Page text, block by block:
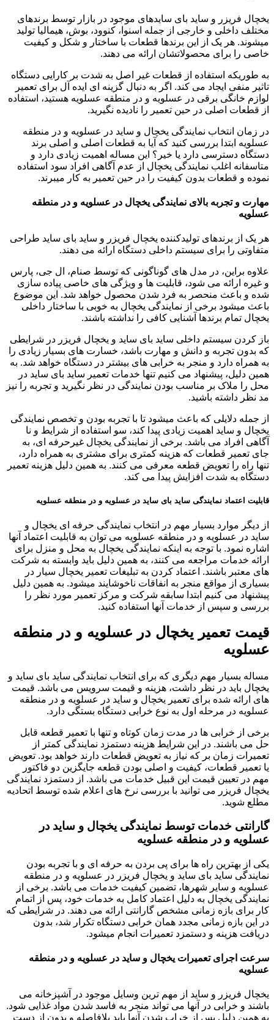
یخچال فریزر و ساید بای سایدهای موجود در بازار توسط برندهای
مختلف داخلی و خارجی از جمله اسنوا، کنوود، بوش، هیمالیا تولید
میشوند. هر یک از این برندها قطعات با ساختار و شکل و کیفیت
خاصی را برای محصولاتشان ارائه می دهند.
به طوریکه استفاده از قطعات غیر اصل به شدت بر کارایی دستگاه
تاثیر منفی ایجاد می کند. اگر به دنبال گزینه ای ایده آل برای تعمیر
لوازم خانگی برقی در عسلویه و در منطقه عسلویه هستید، استفاده
از قطعات اصلی در حین تعمیر را نادیده نگیرید.
در زمان انتخاب نمایندگی یخچال و ساید در عسلویه و در منطقه
عسلویه ابتدا بررسی کنید که آیا به قطعات اصلی و اصلی برند
دستگاه دسترسی دارد یا خیر؟ این مساله اهمیت زیادی دارد و
متاسفانه اغلب نمایندگی یخچال از عدم آگاهی افراد سود استفاده
نموده و قطعات بدون کیفیت را در حین تعمیر به کار میبرند.
مهارت و تجربه بالای نمایندگی یخچال در عسلویه و در منطقه
عسلویه
هر یک از برندهای تولیدکننده یخچال فریزر و ساید بای ساید طراحی
متفاوتی را برای سیستم داخلی دستگاه ارائه می دهند.
علاوه براین، در مدل های گوناگونی که توسط صنام، ال جی، پارس
و غیره ارائه می شود، قابلیت ها و ویژگی های خاصی پیاده سازی
شده و باعث منحصر به فرد شدن محصول خواهد شد. این موضوع
باعث میشود برخی از نمایندگی یخچال به خوبی با ساختار داخلی
یخچال تمام برندها آشنایی کافی را نداشته باشند.
باز کردن سیستم داخلی ساید بای ساید و یخچال فریزر در شرایطی
که بدون تجربه و دانش و مهارت باشد، خسارت های بسیار زیادی را
به همراه دارد و منجر به خرابی های بیشتر در دستگاه خواهد شد. به
همین دلیل، پیشنهاد می کنیم تنها خدمات تعمیر ساید بای ساید در
محل را ملاک بر مناسب بودن نمایندگی در نظر نگیرید و تجربه را نیز
مد نظر داشته باشید.
از جمله دلایلی که باعث میشود تا با تجربه بودن و تخصص نمایندگی
یخچال و ساید اهمیت زیادی پیدا کند، سو استفاده از شرایط و نا
آگاهی افراد می باشد. برخی از نمایندگی یخچال غیرحرفه ای، به
جای تعمیر قطعات که هزینه کمتری برای مشتری به همراه دارد،
تنها راه را تعویض قطعه معرفی می کنند. به همین دلیل هزینه تعمیر
دستگاه به شدت افزایش پیدا می کند.
قابلیت اعتماد نمایندگی ساید بای ساید در عسلویه و در منطقه عسلویه
از دیگر موارد بسیار مهم در انتخاب نمایندگی حرفه ای یخچال و
ساید در عسلویه و در منطقه عسلویه می توان به قابلیت اعتماد آنها
اشاره نمود. با توجه به اینکه نمایندگی یخچال به محل و منزل برای
ارائه خدمات مراجعه می کنند، به همین دلیل باید وابسته به شرکت
های معتبر باشند. اعتماد کردن به تبلیغات تعمیر یخچال سیار در
بسیاری از مواقع منجر به انفاقات ناخوشایند میشود. به همین دلیل
پیشنهاد می کنیم ابتدا سابقه شرکت و مرکز تعمیر مورد نظر را
بررسی و سپس از خدمات آنها استفاده کنید.
قیمت تعمیر یخچال در عسلویه و در منطقه
عسلویه
مساله بسیار مهم دیگری که برای انتخاب نمایندگی ساید بای ساید و
یخچال باید در نظر داشت، هزینه و قیمت سرویس می باشد. قیمت
های ارائه شده برای تعمیر یخچال و ساید در عسلویه و در منطقه
عسلویه در مرحله اول به نوع خرابی دستگاه بستگی دارد.
برخی از خرابی ها در مدت زمان کوتاه و تنها با تعمیر قطعه قابل
حل می باشند. در این شرایط هزینه دستمزد نمایندگی کمتر از
تعمیرات زمان بر که نیاز به تعویض قطعات دارند خواهد بود. تعویض
یا تعمیر قطعات، کیفیت و اصلی بودن قطعه جایگزین دو فاکتور
مهم در تعیین قیمت این قبیل خدمات می باشد. از دستمزد نمایندگی
یخچال فریزر می توانید با بررسی نرخ های اعلام شده توسط اتحادیه
مطلع شوید.
گارانتی خدمات توسط نمایندگی یخچال و ساید در
عسلویه و در منطقه عسلویه
یکی از بهترین راه ها برای پی بردن به حرفه ای و با تجربه بودن
نمایندگی ساید بای ساید و یخچال فریزر در عسلویه و در منطقه
عسلویه و سایر شهرها، تضمین کیفیت خدمات می باشد. برخی از
نمایندگی یخچال به دلیل اعتماد کامل به خدمات خود، پس از اتمام
کار برای بازه زمانی مشخص گارانتی ارائه می دهند. در شرایطی که
در این بازه زمانی مجدد همان خرابی دستگاه تکرار شد، بدون
دریافت هزینه و دستمزد تعمیرات انجام میشود.
سرعت اجرای تعمیرات یخچال و ساید در عسلویه و در منطقه
عسلویه
یخچال فریزر و ساید از مهم ترین وسایل موجود در آشپزخانه می
باشند و خرابی در آنها می تواند منجر به فاسد شدن مواد غذایی شود.
به همین دلیل پس از خراب شدن آنها باید بلافاصله و بدون از دست